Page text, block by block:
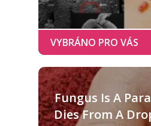
Fungus Is A
Dies From A